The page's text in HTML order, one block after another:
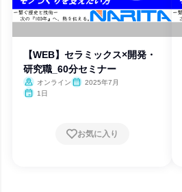
【WEB】セラミックス×開発・
研究職_60分セミナー
オンライン
2025年7月
1日
お気に入り